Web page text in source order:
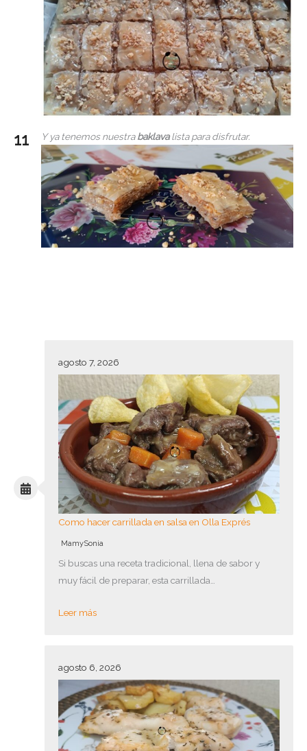
Y ya tenemos nuestrabaklavalista para disfrutar.
agosto 7, 2026
Como hacer carrillada en salsa en Olla Exprés
MamySonia
Si buscas una receta tradicional, llena de sabor y
muy fácil de preparar, esta carrillada…
Leer más
agosto 6, 2026